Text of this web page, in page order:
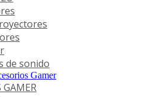
de sonido
Gamer
GAMER